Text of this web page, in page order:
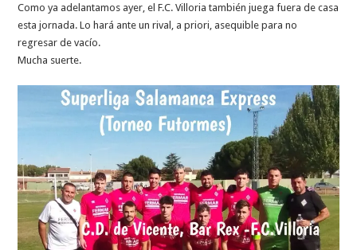
Como ya adelantamos ayer, el F.C. Villoria también juega fuera de casa
esta jornada. Lo hará ante un rival, a priori, asequible para no
regresar de vacío.
Mucha suerte.